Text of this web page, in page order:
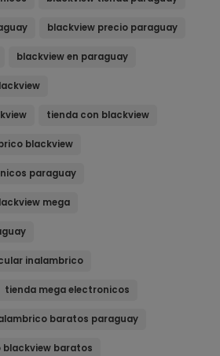
blackview precio paraguay
blackview en paraguay
tienda con blackview
blackview
paraguay
mega
inalambrico
tienda mega electronicos
baratos paraguay
baratos